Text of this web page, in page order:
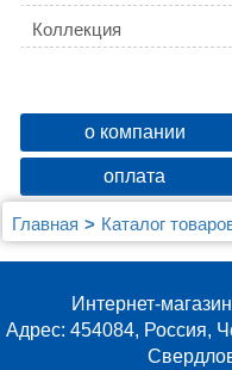
Коллекция
о компании
оплата
Главная Каталог
Полка Hansgrohe
Интернет-
Адрес: 454084, Россия,